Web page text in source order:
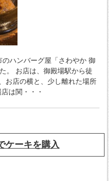
ハンバーグ屋「さわやか 御
。 お店は、御殿場駅から徒
お店の横と、少し離れた場所
は関・・・
ケーキを購入